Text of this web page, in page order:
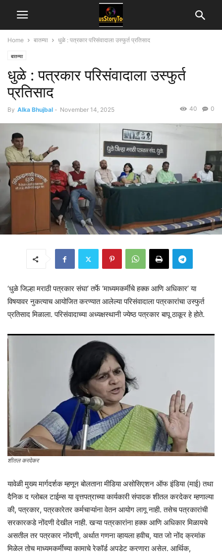
Home बातम्या धुळे : पत्रकार परिसंवादाला उस्फुर्त प्रतिसाद
बातम्या
धुळे : पत्रकार परिसंवादाला उस्फुर्त
प्रतिसाद
By Alka Bhujbal - November 14, 2025 0
40
‘धुळे जिल्हा मराठी पत्रकार संघा’ तर्फे ‘माध्यमकर्मींचे हक्क आणि अधिकार’ या
विषयावर नुकत्याच आयोजित करण्यात आलेल्या परिसंवादाला पत्रकारांचा उस्फुर्त
प्रतिसाद मिळाला. परिसंवादाच्या अध्यक्षस्थानी ज्येष्ठ पत्रकार बापू ठाकूर हे होते.
शीतल करदेकर
यावेळी मुख्य मार्गदर्शक म्हणून बोलताना मीडिया असोसिएशन ऑफ इंडिया (माई) तथा
दैनिक द ग्लोबल टाईम्स या वृत्तपत्राच्या कार्यकारी संपादक शीतल करदेकर म्हणाल्या
की, पत्रकार, पत्रकारेतर कर्मचाऱ्यांंना वेतन आयोग लागू नाही. तसेच पत्रकारांची
सरकारकडे नोंदणी देखील नाही. खऱ्या पत्रकारांना हक्क आणि अधिकार मिळायचे
असतील तर पत्रकार नोंदणी, अर्थात गणना व्हायला हवीच, यात जो नोंद क्रमांक
मिळेल तोच माध्यमकर्मीच्या कामाचे रेकॉर्ड अपडेट करणारा असेल. आर्थिक,